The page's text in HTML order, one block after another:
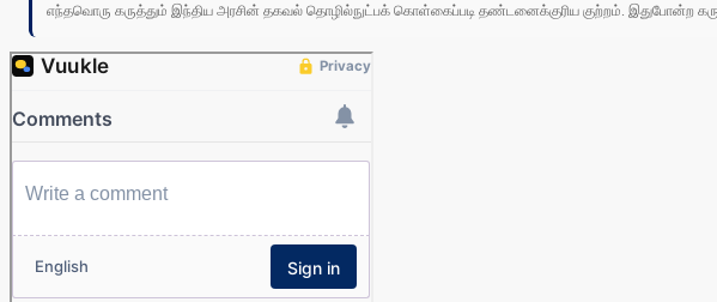
எந்தவொரு கருத்தும் இந்திய அரசின் தகவல் தொழில்நுட்பக் கொள்கைப்படி தண்டனைக்குரிய குற்றம். இதுபோன்ற